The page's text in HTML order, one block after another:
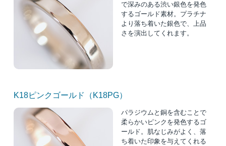
で深みのある渋い銀色を発色
するゴールド素材。プラチナ
より落ち着いた銀色で、上品
さを演出してくれます。
K18ピンクゴールド（K18PG）
パラジウムと銅を含むことで
柔らかいピンクを発色するゴ
ールド。肌なじみがよく、落
ち着いた印象を与えてくれる